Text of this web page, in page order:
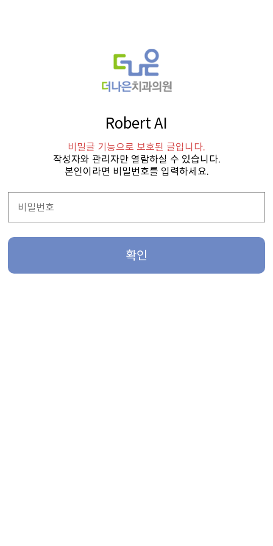
Robert AI
비밀글 기능으로 보호된 글입니다.
작성자와 관리자만 열람하실 수 있습니다.
본인이라면 비밀번호를 입력하세요.
확인